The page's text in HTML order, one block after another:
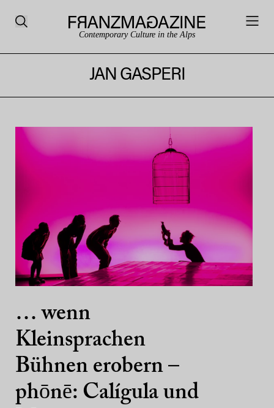
Contemporary Culture in the Alps
JAN GASPERI
… wenn
Kleinsprachen
Bühnen erobern –
phōnē: Calígula und